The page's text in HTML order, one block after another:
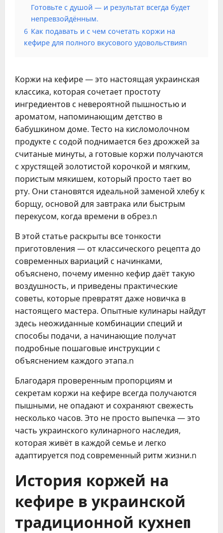
Готовьте с душой — и результат всегда будет
непревзойдённым.
6 Как подавать и с чем сочетать коржи на
кефире для полного вкусового удовольствияn
Коржи на кефире — это настоящая украинская
классика, которая сочетает простоту
ингредиентов с невероятной пышностью и
ароматом, напоминающим детство в
бабушкином доме. Тесто на кисломолочном
продукте с содой поднимается без дрожжей за
считаные минуты, а готовые коржи получаются
с хрустящей золотистой корочкой и мягким,
пористым мякишем, который просто тает во
рту. Они становятся идеальной заменой хлебу к
борщу, основой для завтрака или быстрым
перекусом, когда времени в обрез.n
В этой статье раскрыты все тонкости
приготовления — от классического рецепта до
современных вариаций с начинками,
объяснено, почему именно кефир даёт такую
воздушность, и приведены практические
советы, которые превратят даже новичка в
настоящего мастера. Опытные кулинары найдут
здесь неожиданные комбинации специй и
способы подачи, а начинающие получат
подробные пошаговые инструкции с
объяснением каждого этапа.n
Благодаря проверенным пропорциям и
секретам коржи на кефире всегда получаются
пышными, не опадают и сохраняют свежесть
несколько часов. Это не просто выпечка — это
часть украинского кулинарного наследия,
которая живёт в каждой семье и легко
адаптируется под современный ритм жизни.n
История коржей на
кефире в украинской
традиционной кухнеn